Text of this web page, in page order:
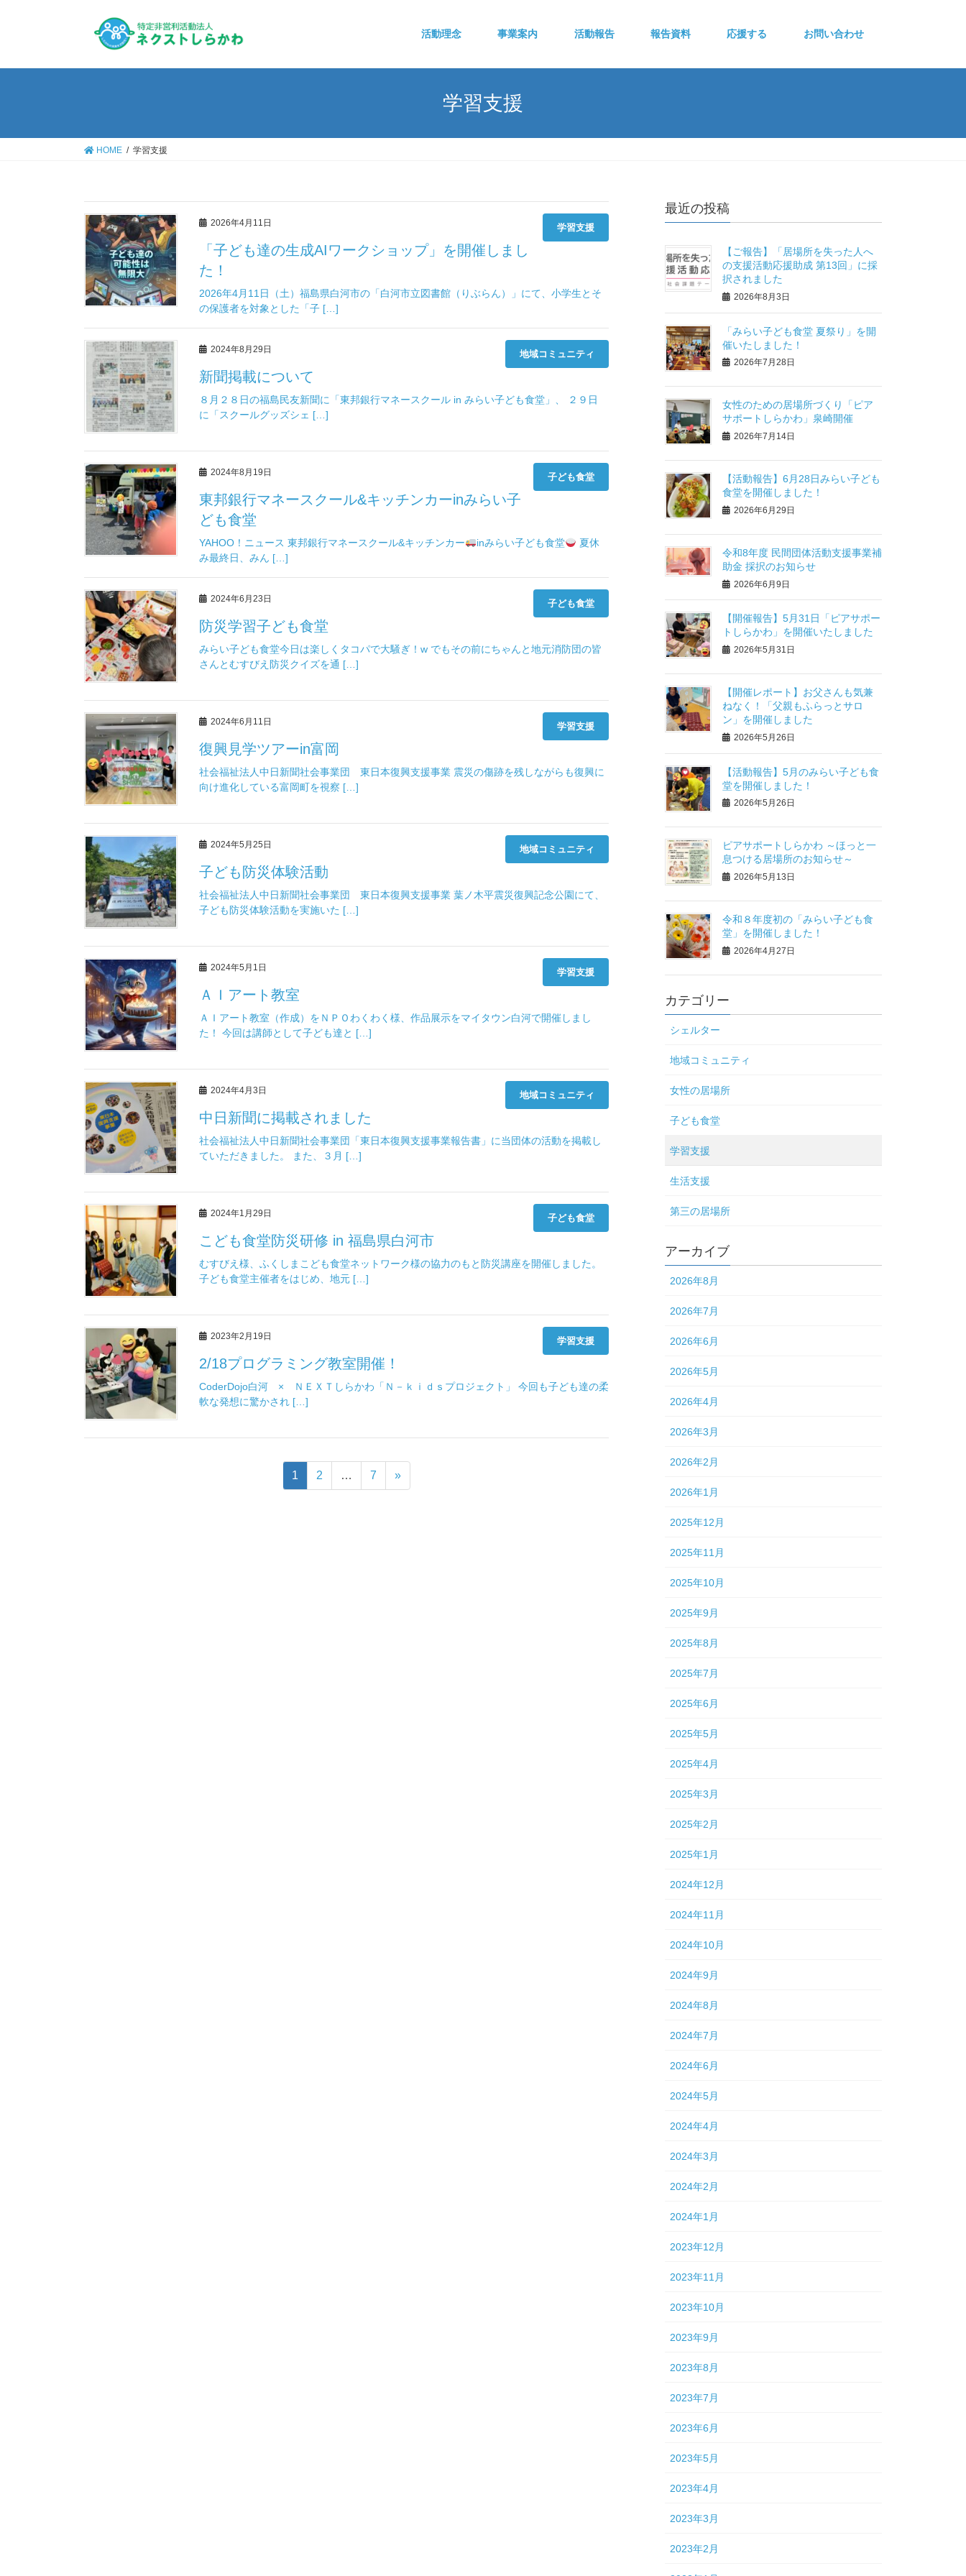
活動理念 事業案内 活動報告 報告資料 応援する お問い合わせ
学習支援
HOME 学習支援
2026年4月11日 学習支援
「子ども達の生成AIワークショップ」を開催しまし
た！
2026年4月11日（土）福島県白河市の「白河市立図書館（りぶらん）」にて、小学生とそ
の保護者を対象とした「子 […]
2024年8月29日 地域コミュニティ
新聞掲載について
８月２８日の福島民友新聞に「東邦銀行マネースクール in みらい子ども食堂」、 ２９日
に「スクールグッズシェ […]
2024年8月19日 子ども食堂
東邦銀行マネースクール&キッチンカーinみらい子
ども食堂
YAHOO！ニュース 東邦銀行マネースクール&キッチンカー inみらい子ども食堂
夏休
み最終日、みん […]
2024年6月23日 子ども食堂
防災学習子ども食堂
みらい子ども食堂今日は楽しくタコパで大騒ぎ！w でもその前にちゃんと地元消防団の皆
さんとむすびえ防災クイズを通 […]
2024年6月11日 学習支援
復興見学ツアーin富岡
社会福祉法人中日新聞社会事業団 東日本復興支援事業 震災の傷跡を残しながらも復興に
向け進化している富岡町を視察 […]
2024年5月25日 地域コミュニティ
子ども防災体験活動
社会福祉法人中日新聞社会事業団 東日本復興支援事業 葉ノ木平震災復興記念公園にて、
子ども防災体験活動を実施いた […]
2024年5月1日 学習支援
ＡＩアート教室
ＡＩアート教室（作成）をＮＰＯわくわく様、作品展示をマイタウン白河で開催しまし
た！ 今回は講師として子ども達と […]
2024年4月3日 地域コミュニティ
中日新聞に掲載されました
社会福祉法人中日新聞社会事業団「東日本復興支援事業報告書」に当団体の活動を掲載し
ていただきました。 また、３月 […]
2024年1月29日 子ども食堂
こども食堂防災研修 in 福島県白河市
むすびえ様、ふくしまこども食堂ネットワーク様の協力のもと防災講座を開催しました。
子ども食堂主催者をはじめ、地元 […]
2023年2月19日 学習支援
2/18プログラミング教室開催！
CoderDojo白河 × ＮＥＸＴしらかわ「Ｎ－ｋｉｄｓプロジェクト」 今回も子ども達の柔
軟な発想に驚かされ […]
1 2 … 7 »
最近の投稿
【ご報告】「居場所を失った人へ
の支援活動応援助成 第13回」に採
択されました
2026年8月3日
「みらい子ども食堂 夏祭り」を開
催いたしました！
2026年7月28日
女性のための居場所づくり「ピア
サポートしらかわ」泉崎開催
2026年7月14日
【活動報告】6月28日みらい子ども
食堂を開催しました！
2026年6月29日
令和8年度 民間団体活動支援事業補
助金 採択のお知らせ
2026年6月9日
【開催報告】5月31日「ピアサポー
トしらかわ」を開催いたしました
2026年5月31日
【開催レポート】お父さんも気兼
ねなく！「父親もふらっとサロ
ン」を開催しました
2026年5月26日
【活動報告】5月のみらい子ども食
堂を開催しました！
2026年5月26日
ピアサポートしらかわ ～ほっと一
息つける居場所のお知らせ～
2026年5月13日
令和８年度初の「みらい子ども食
堂」を開催しました！
2026年4月27日
カテゴリー
シェルター
地域コミュニティ
女性の居場所
子ども食堂
学習支援
生活支援
第三の居場所
アーカイブ
2026年8月
2026年7月
2026年6月
2026年5月
2026年4月
2026年3月
2026年2月
2026年1月
2025年12月
2025年11月
2025年10月
2025年9月
2025年8月
2025年7月
2025年6月
2025年5月
2025年4月
2025年3月
2025年2月
2025年1月
2024年12月
2024年11月
2024年10月
2024年9月
2024年8月
2024年7月
2024年6月
2024年5月
2024年4月
2024年3月
2024年2月
2024年1月
2023年12月
2023年11月
2023年10月
2023年9月
2023年8月
2023年7月
2023年6月
2023年5月
2023年4月
2023年3月
2023年2月